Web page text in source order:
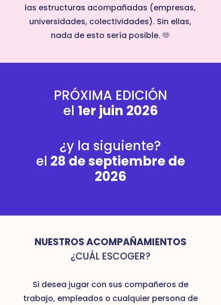
las estructuras acompañadas (empresas,
universidades, colectividades). Sin ellas,
nada de esto sería posible. 🫶
PRÓXIMA EDICIÓN
el 1er juin 2026
¿y la siguiente?
el 28 de septiembre de
2026
NUESTROS ACOMPAÑAMIENTOS
¿CUÁL ESCOGER?
Si desea jugar con sus compañeros de
trabajo, empleados o cualquier persona de